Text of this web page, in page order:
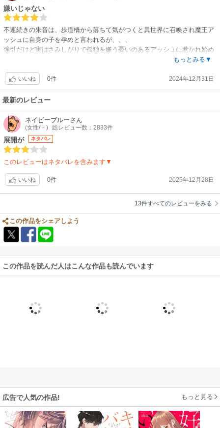
嫌いじゃない
不運続きの朱音は、歩道橋から落ちて気がつくと異世界に召喚され魔王ア
ッシュに自身の子を孕めと言われるが、、、
強引だけど実はさみしがりで孤独を嫌う憂いのあるアッシュに惹かれ始め
もっとみる▼
いいね 0件 2024年12月31日
最新のレビュー
ネイビーブルーさん
(女性/－) 総レビュー数：2833件
展開が ネタバレ
このレビューはネタバレを含みます▼
いいね 0件 2025年12月28日
13件すべてのレビューをみる
この作品をシェアしよう
この作品を読んだ人はこんな作品も読んでいます
広告で人気の作品! もっと見る